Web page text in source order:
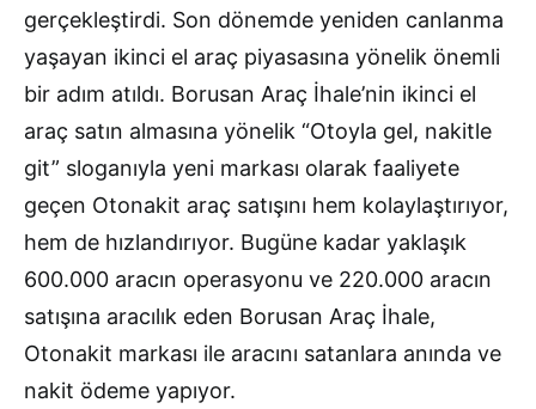
gerçekleştirdi. Son dönemde yeniden canlanma
yaşayan ikinci el araç piyasasına yönelik önemli
bir adım atıldı. Borusan Araç İhale’nin ikinci el
araç satın almasına yönelik “Otoyla gel, nakitle
git” sloganıyla yeni markası olarak faaliyete
geçen Otonakit araç satışını hem kolaylaştırıyor,
hem de hızlandırıyor. Bugüne kadar yaklaşık
600.000 aracın operasyonu ve 220.000 aracın
satışına aracılık eden Borusan Araç İhale,
Otonakit markası ile aracını satanlara anında ve
nakit ödeme yapıyor.